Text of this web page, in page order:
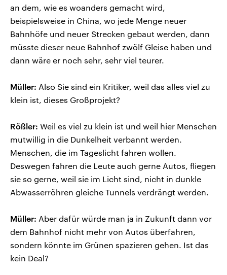
an dem, wie es woanders gemacht wird,
beispielsweise in China, wo jede Menge neuer
Bahnhöfe und neuer Strecken gebaut werden, dann
müsste dieser neue Bahnhof zwölf Gleise haben und
dann wäre er noch sehr, sehr viel teurer.
Müller: Also Sie sind ein Kritiker, weil das alles viel zu
klein ist, dieses Großprojekt?
Rößler: Weil es viel zu klein ist und weil hier Menschen
mutwillig in die Dunkelheit verbannt werden.
Menschen, die im Tageslicht fahren wollen.
Deswegen fahren die Leute auch gerne Autos, fliegen
sie so gerne, weil sie im Licht sind, nicht in dunkle
Abwasserröhren gleiche Tunnels verdrängt werden.
Müller: Aber dafür würde man ja in Zukunft dann vor
dem Bahnhof nicht mehr von Autos überfahren,
sondern könnte im Grünen spazieren gehen. Ist das
kein Deal?